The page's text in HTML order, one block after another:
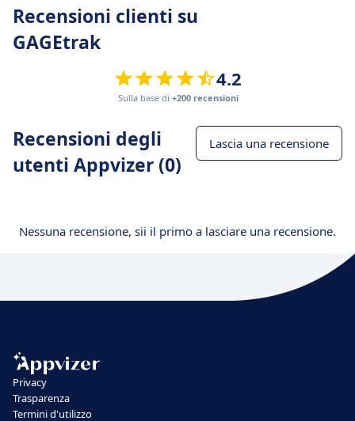
Recensioni clienti su
GAGEtrak
4.2
Sulla base di +200 recensioni
Recensioni degli
utenti Appvizer (0)
Lascia una recensione
Nessuna recensione, sii il primo a lasciare una recensione.
Privacy
Trasparenza
Termini d'utilizzo